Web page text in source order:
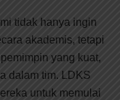
tidak hanya ingin
akademis, tetapi
yang kuat,
dalam tim. LDKS
untuk memulai